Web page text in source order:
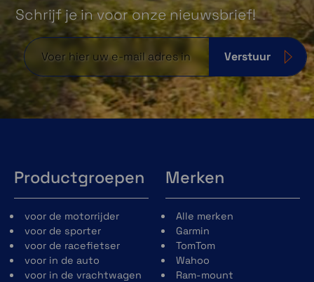
Schrijf je in voor onze nieuwsbrief!
Verstuur
Productgroepen
voor de motorrijder
voor de sporter
voor de racefietser
voor in de auto
voor in de vrachtwagen
Merken
Alle merken
Garmin
TomTom
Wahoo
Ram-mount